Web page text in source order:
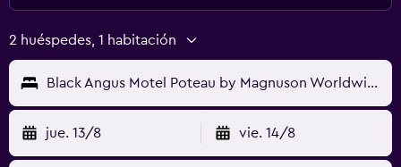
2 huéspedes, 1 habitación
Black Angus Motel Poteau by Magnuson Worldwide
jue. 13/8 vie. 14/8